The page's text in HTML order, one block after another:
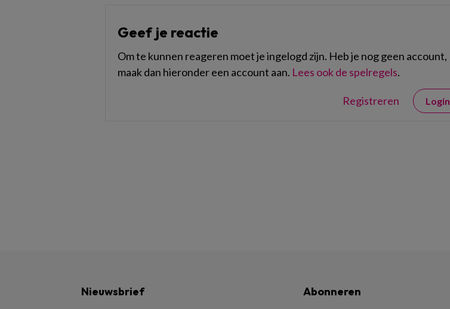
Geef je reactie
Om te kunnen reageren moet je ingelogd zijn. Heb je nog geen account,
maak dan hieronder een account aan. Lees ook de spelregels.
Registreren Login
Nieuwsbrief Abonneren